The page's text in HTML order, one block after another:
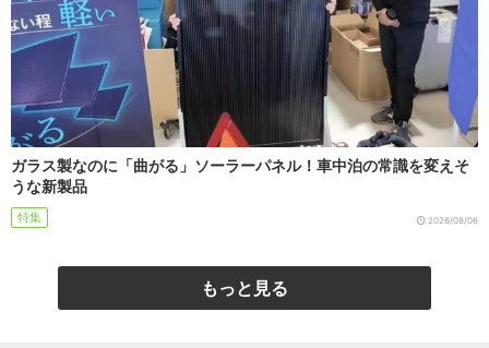
ガラス製なのに「曲がる」ソーラーパネル！車中泊の常識を変えそ
うな新製品
特集 2026/08/06
もっと見る